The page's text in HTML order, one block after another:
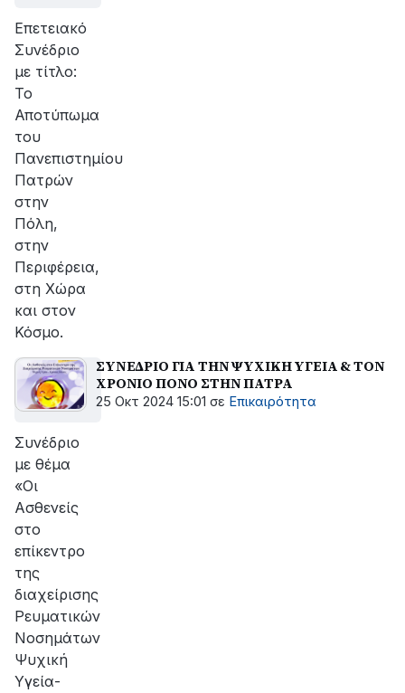
Επετειακό
Συνέδριο
με τίτλο:
Το
Αποτύπωμα
του
Πανεπιστημίου
Πατρών
στην
Πόλη,
στην
Περιφέρεια,
στη Χώρα
και στον
Κόσμο.
ΣΥΝΕΔΡΙΟ ΓΙΑ ΤΗΝ ΨΥΧΙΚΗ ΥΓΕΙΑ & ΤΟΝ
ΧΡΟΝΙΟ ΠΟΝΟ ΣΤΗΝ ΠΑΤΡΑ
25 Οκτ 2024 15:01 σε Επικαιρότητα
Συνέδριο
με θέμα
«Οι
Ασθενείς
στο
επίκεντρο
της
διαχείρισης
Ρευματικών
Νοσημάτων
Ψυχική
Υγεία-